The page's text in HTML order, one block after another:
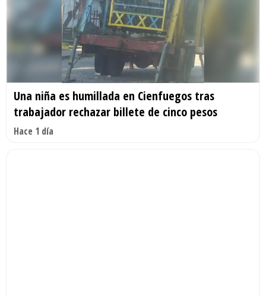
Una niña es humillada en Cienfuegos tras
trabajador rechazar billete de cinco pesos
Hace 1 día